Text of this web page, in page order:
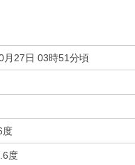
月27日 03時51分頃
度
度